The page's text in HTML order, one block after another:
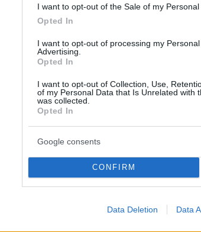
I want to opt-out of the Sale of my Personal
Opted In
I want to opt-out of processing my
Advertising.
Opted In
I want to opt-out of Collection, Use,
of my Personal Data that Is Unrelated with
was collected.
Opted In
Google consents
CONFIRM
Data Deletion Data